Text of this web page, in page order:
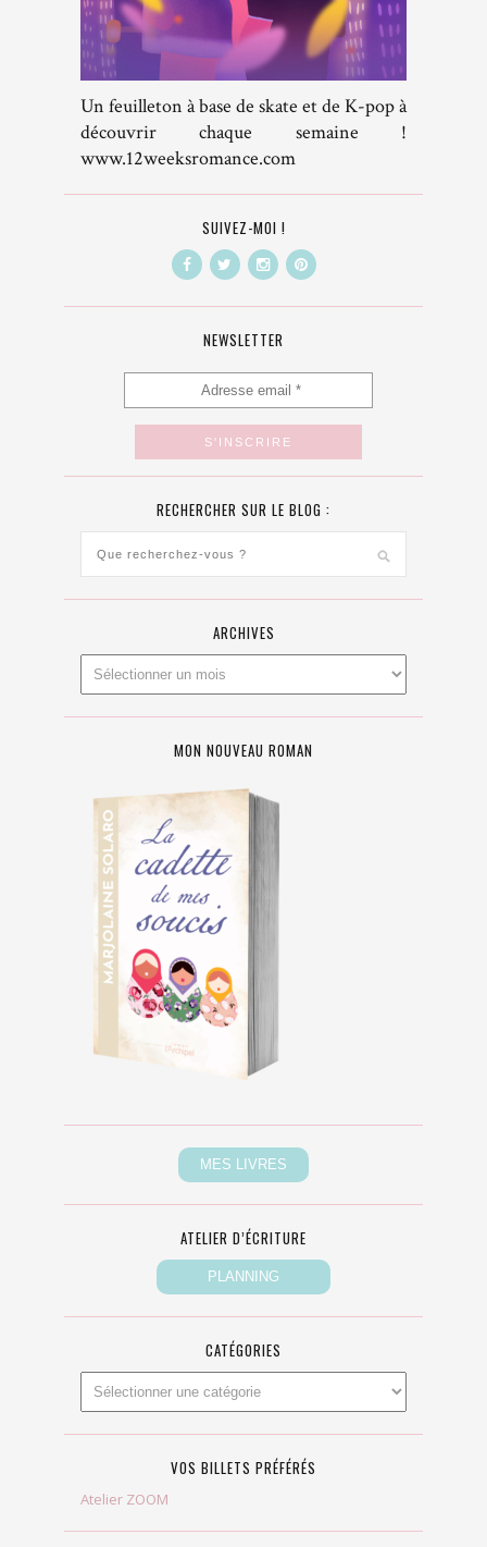
Un feuilleton à base de skate et de K-pop à
découvrir chaque semaine !
www.12weeksromance.com
SUIVEZ-MOI !
NEWSLETTER
RECHERCHER SUR LE BLOG :
ARCHIVES
MON NOUVEAU ROMAN
ATELIER D’ÉCRITURE
CATÉGORIES
VOS BILLETS PRÉFÉRÉS
Atelier ZOOM